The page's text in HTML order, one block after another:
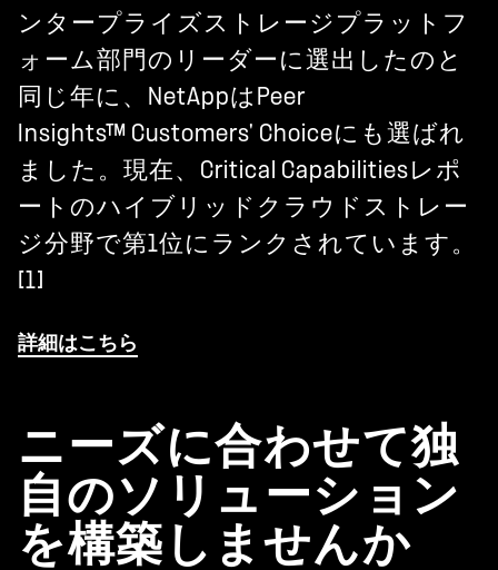
ンタープライズストレージプラットフ
ォーム部門のリーダーに選出したのと
同じ年に、NetAppはPeer
Insights™ Customers' Choiceにも選ばれ
ました。現在、Critical Capabilitiesレポ
ートのハイブリッドクラウドストレー
ジ分野で第1位にランクされています。
[1]
詳細はこちら
ニーズに合わせて独
自のソリューション
を構築しませんか